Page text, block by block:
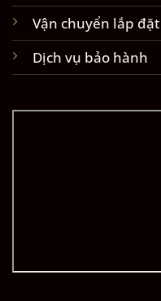
Vận chuyển lắp đặt
Dịch vụ bảo hành